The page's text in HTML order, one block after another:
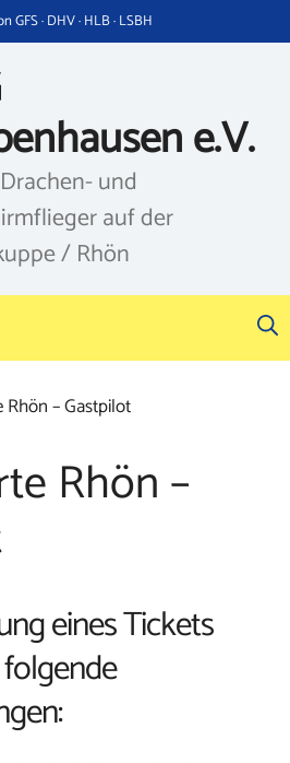
GFS · DHV · HLB · LSBH
e.V.
und
auf der
/ Rhön
– Gastpilot
Rhön –
eines Tickets